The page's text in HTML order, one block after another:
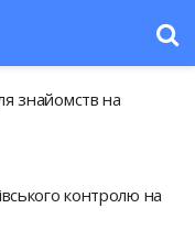
знайомств на
контролю на